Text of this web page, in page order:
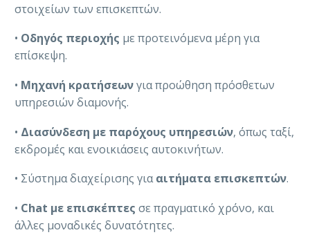
στοιχείων των επισκεπτών.
• Οδηγός περιοχής με προτεινόμενα μέρη για
επίσκεψη.
• Μηχανή κρατήσεωνγια προώθηση πρόσθετων
υπηρεσιών διαμονής.
• Διασύνδεση με παρόχους υπηρεσιών, όπως ταξί,
εκδρομές και ενοικιάσεις αυτοκινήτων.
• Σύστημα διαχείρισης γιααιτήματα επισκεπτών.
• Chat με επισκέπτες σε πραγματικό χρόνο, και
άλλες μοναδικές δυνατότητες.